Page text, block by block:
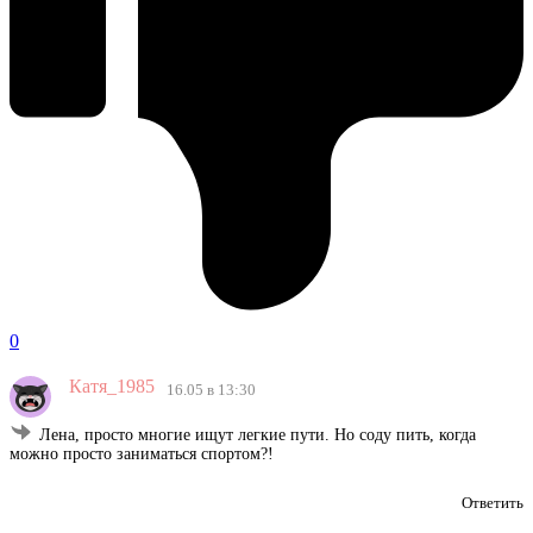
0
Катя_1985 16.05 в 13:30
Лена, просто многие ищут легкие пути. Но соду пить, когда
можно просто заниматься спортом?!
Ответить